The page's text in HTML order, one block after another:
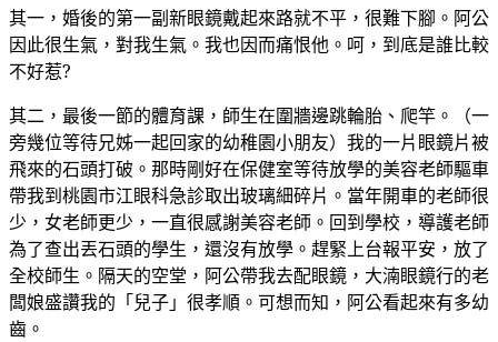
其一，婚後的第一副新眼鏡戴起來路就不平，很難下腳。阿公
因此很生氣，對我生氣。我也因而痛恨他。呵，到底是誰比較
不好惹?
其二，最後一節的體育課，師生在圍牆邊跳輪胎、爬竿。（一
旁幾位等待兄姊一起回家的幼稚園小朋友）我的一片眼鏡片被
飛來的石頭打破。那時剛好在保健室等待放學的美容老師驅車
帶我到桃園市江眼科急診取出玻璃細碎片。當年開車的老師很
少，女老師更少，一直很感謝美容老師。回到學校，導護老師
為了查出丟石頭的學生，還沒有放學。趕緊上台報平安，放了
全校師生。隔天的空堂，阿公帶我去配眼鏡，大湳眼鏡行的老
闆娘盛讚我的「兒子」很孝順。可想而知，阿公看起來有多幼
齒。